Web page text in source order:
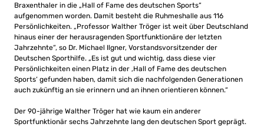
Braxenthaler in die „Hall of Fame des deutschen Sports“
aufgenommen worden. Damit besteht die Ruhmeshalle aus 116
Persönlichkeiten. „Professor Walther Tröger ist weit über Deutschland
hinaus einer der herausragenden Sportfunktionäre der letzten
Jahrzehnte“, so Dr. Michael Ilgner, Vorstandsvorsitzender der
Deutschen Sporthilfe. „Es ist gut und wichtig, dass diese vier
Persönlichkeiten einen Platz in der ‚Hall of Fame des deutschen
Sports‘ gefunden haben, damit sich die nachfolgenden Generationen
auch zukünftig an sie erinnern und an ihnen orientieren können.“
Der 90-jährige Walther Tröger hat wie kaum ein anderer
Sportfunktionär sechs Jahrzehnte lang den deutschen Sport geprägt.